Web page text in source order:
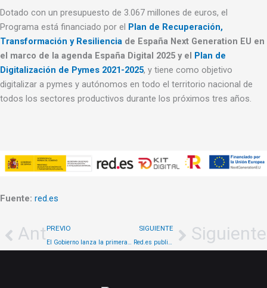
Dotado con un presupuesto de 3.067 millones de euros, el
Programa está financiado por el Plan de Recuperación,
Transformación y Resiliencia de España Next Generation EU en
el marco de la agenda España Digital 2025 y el Plan de
Digitalización de Pymes 2021-2025, y tiene como objetivo
digitalizar a pymes y autónomos en todo el territorio nacional de
todos los sectores productivos durante los próximos tres años.
Fuente: red.es
AntPREVIO SIGUIENTE Siguiente